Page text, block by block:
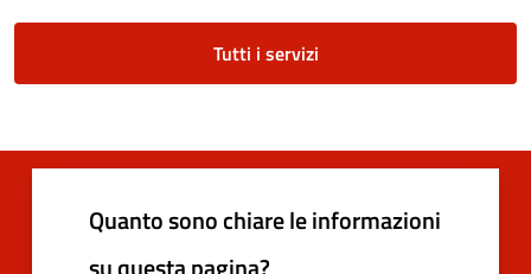
Tutti i servizi
Quanto sono chiare le informazioni